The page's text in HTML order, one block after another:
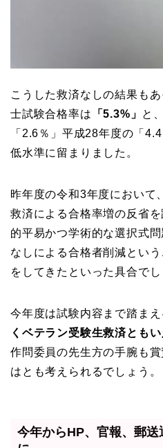
こうした救済なしの結果も
士試験合格率は 「5.3%」 と
「2.6％」平成28年度の「
低水準に留まりました。
昨年度の令和3年度において
救済による合格率増の反省
的平易かつ学術的な選択式
なしによる合格者削減とい
をしてきたといった具合でし
今年度は試験内容まで踏まえ
くベテラン受験生救済とも
作問委員の先生方の手腕も
はとも考えられるでしょう。
今年からHP、官報、郵送